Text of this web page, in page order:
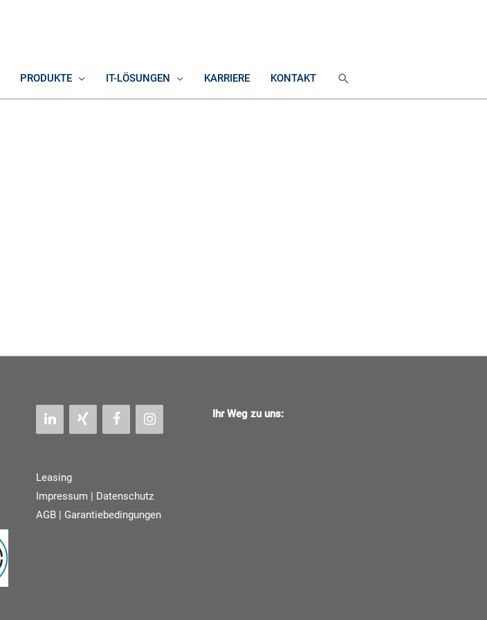
PRODUKTE IT-LÖSUNGEN KARRIERE KONTAKT SUCHEN
Leasing
Impressum | Datenschutz
AGB | Garantiebedingungen
Ihr Weg zu uns: